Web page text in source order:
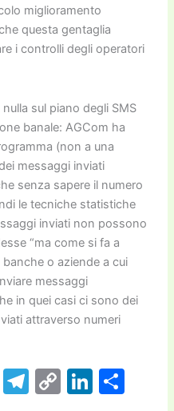
miglioramento
questa gentaglia
i controlli degli operatori
sul piano degli SMS
banale: AGCom ha
(non a una
messaggi inviati
senza sapere il numero
le tecniche statistiche
inviati non possono
“ma come si fa a
o aziende a cui
messaggi
in quei casi ci sono dei
attraverso numeri
T C Li C